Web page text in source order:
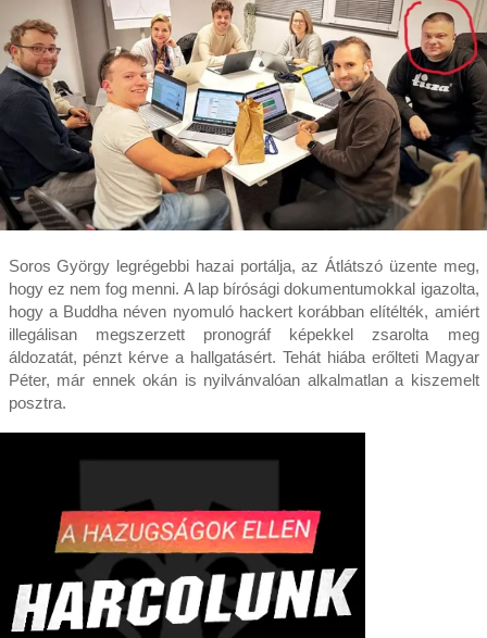
Soros György legrégebbi hazai portálja, az Átlátszó üzente meg,
hogy ez nem fog menni. A lap bírósági dokumentumokkal igazolta,
hogy a Buddha néven nyomuló hackert korábban elítélték, amiért
illegálisan megszerzett pronográf képekkel zsarolta meg
áldozatát, pénzt kérve a hallgatásért. Tehát hiába erőlteti Magyar
Péter, már ennek okán is nyilvánvalóan alkalmatlan a kiszemelt
posztra.